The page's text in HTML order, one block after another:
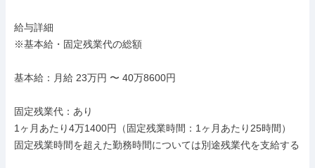
給与詳細
※基本給・固定残業代の総額
基本給：月給 23万円 〜 40万8600円
固定残業代：あり
1ヶ月あたり4万1400円（固定残業時間：1ヶ月あたり25時間）
固定残業時間を超えた勤務時間については別途残業代を支給する